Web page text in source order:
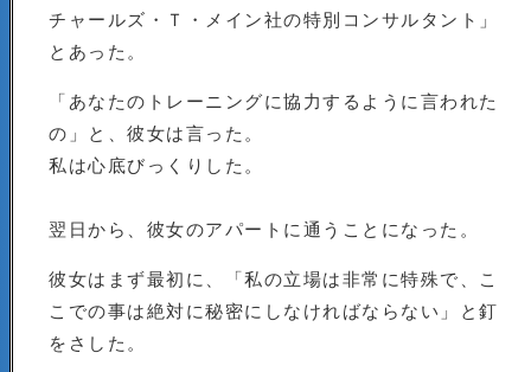
チャールズ・Ｔ・メイン社の特別コンサルタント」
とあった。
「あなたのトレーニングに協力するように言われた
の」と、彼女は言った。
私は心底びっくりした。
翌日から、彼女のアパートに通うことになった。
彼女はまず最初に、「私の立場は非常に特殊で、こ
こでの事は絶対に秘密にしなければならない」と釘
をさした。